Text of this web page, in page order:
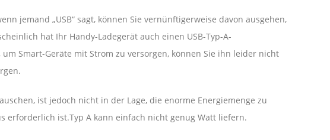
jemand „USB“ sagt, können Sie vernünftigerweise davon ausgehen,
hat Ihr Handy-Ladegerät auch einen USB-Typ-A-
Smart-Geräte mit Strom zu versorgen, können Sie ihn leider nicht
ist jedoch nicht in der Lage, die enorme Energiemenge zu
erforderlich ist.Typ A kann einfach nicht genug Watt liefern.